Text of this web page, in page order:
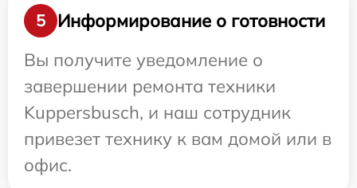
5
Информирование о готовности
Вы получите уведомление о
завершении ремонта техники
Kuppersbusch, и наш сотрудник
привезет технику к вам домой или в
офис.